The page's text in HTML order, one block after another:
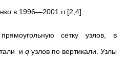
в 1996—2001 гг.[2,4].
сетку узлов, в
и q узлов по вертикали. Узлы